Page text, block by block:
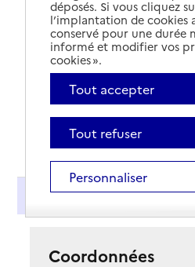
Présentation
Coordonnées
déposés. Si vous cliquez
l’implantation de cookies
conservé pour une durée
informé et modifier vos
cookies ».
Tout accepter
Tout refuser
Personnaliser